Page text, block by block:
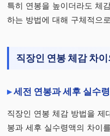
특히 연봉을 높이더라도 체
하는 방법에 대해 구체적으
직장인 연봉 체감 차이
세전 연봉과 세후 실수
직장인 연봉 체감 방법을 제
봉과 세후 실수령액의 차이